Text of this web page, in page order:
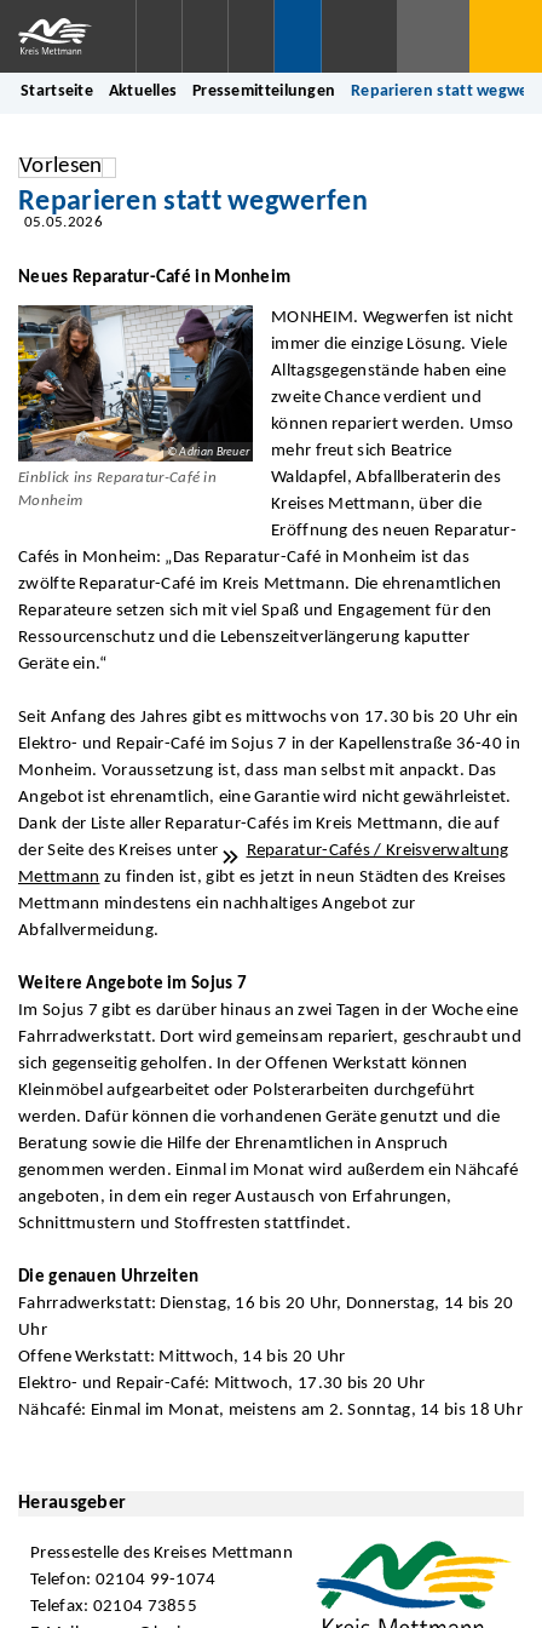
Startseite Aktuelles Pressemitteilungen Reparieren statt
Vorlesen
Reparieren statt wegwerfen
05.05.2026
Neues Reparatur-Café in Monheim
© Adrian Breuer
Einblick ins Reparatur-Café in
Monheim
MONHEIM. Wegwerfen ist nicht
immer die einzige Lösung. Viele
Alltagsgegenstände haben eine
zweite Chance verdient und
können repariert werden. Umso
mehr freut sich Beatrice
Waldapfel, Abfallberaterin des
Kreises Mettmann, über die
Eröffnung des neuen Reparatur-
Cafés in Monheim: „Das Reparatur-Café in Monheim ist das
zwölfte Reparatur-Café im Kreis Mettmann. Die ehrenamtlichen
Reparateure setzen sich mit viel Spaß und Engagement für den
Ressourcenschutz und die Lebenszeitverlängerung kaputter
Geräte ein.“
Seit Anfang des Jahres gibt es mittwochs von 17.30 bis 20 Uhr ein
Elektro- und Repair-Café im Sojus 7 in der Kapellenstraße 36-40 in
Monheim. Voraussetzung ist, dass man selbst mit anpackt. Das
Angebot ist ehrenamtlich, eine Garantie wird nicht gewährleistet.
Dank der Liste aller Reparatur-Cafés im Kreis Mettmann, die auf
der Seite des Kreises unter
Reparatur-Cafés / Kreisverwaltung
Mettmann zu finden ist, gibt es jetzt in neun Städten des Kreises
Mettmann mindestens ein nachhaltiges Angebot zur
Abfallvermeidung.
Weitere Angebote im Sojus 7
Im Sojus 7 gibt es darüber hinaus an zwei Tagen in der Woche eine
Fahrradwerkstatt. Dort wird gemeinsam repariert, geschraubt und
sich gegenseitig geholfen. In der Offenen Werkstatt können
Kleinmöbel aufgearbeitet oder Polsterarbeiten durchgeführt
werden. Dafür können die vorhandenen Geräte genutzt und die
Beratung sowie die Hilfe der Ehrenamtlichen in Anspruch
genommen werden. Einmal im Monat wird außerdem ein Nähcafé
angeboten, in dem ein reger Austausch von Erfahrungen,
Schnittmustern und Stoffresten stattfindet.
Die genauen Uhrzeiten
Fahrradwerkstatt: Dienstag, 16 bis 20 Uhr, Donnerstag, 14 bis 20
Uhr
Offene Werkstatt: Mittwoch, 14 bis 20 Uhr
Elektro- und Repair-Café: Mittwoch, 17.30 bis 20 Uhr
Nähcafé: Einmal im Monat, meistens am 2. Sonntag, 14 bis 18 Uhr
Herausgeber
Pressestelle des Kreises Mettmann
Telefon: 02104 99-1074
Telefax: 02104 73855